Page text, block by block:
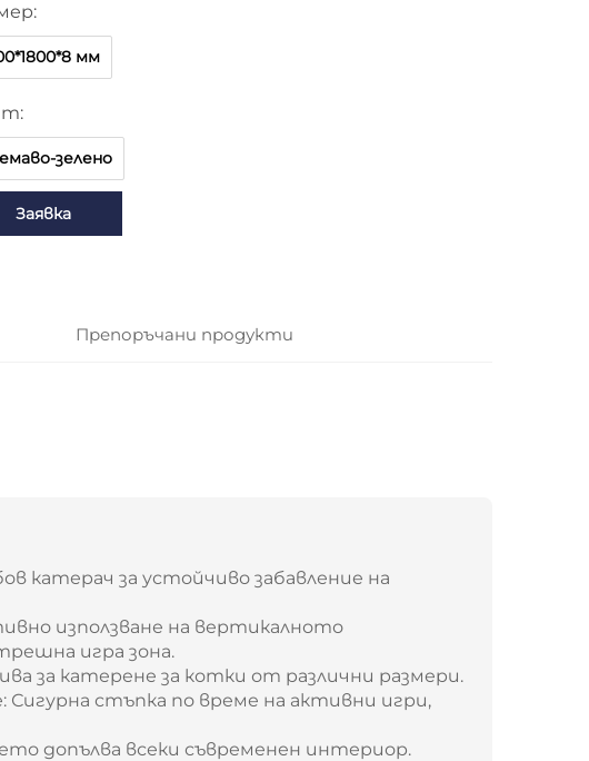
мм
зелено
Заявка
Препоръчани продукти
катерач за устойчиво забавление на
използване на вертикалното
игра зона.
за катерене за котки от различни размери.
стъпка по време на активни игри,
допълва всеки съвременен интериор.